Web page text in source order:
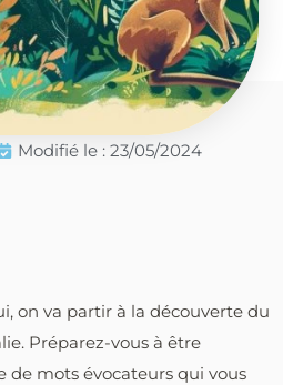
Modifié le : 23/05/2024
on va partir à la découverte du
Préparez-vous à être
de mots évocateurs qui vous